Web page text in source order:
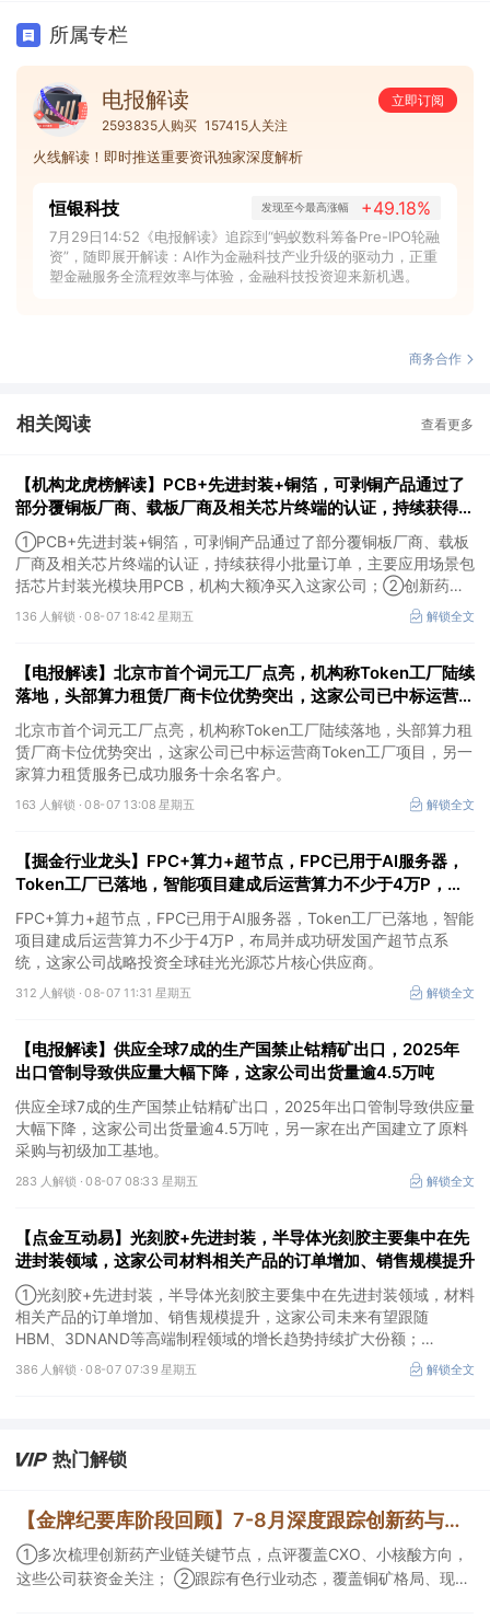
所属专栏
电报解读
立即订阅
2593835人购买 157415人关注
火线解读！即时推送重要资讯独家深度解析
恒银科技 发现至今最高涨幅 +49.18%
7月29日14:52《电报解读》追踪到“蚂蚁数科筹备Pre-IPO轮融
资”，随即展开解读：AI作为金融科技产业升级的驱动力，正重
塑金融服务全流程效率与体验，金融科技投资迎来新机遇。
商务合作
相关阅读 查看更多
【机构龙虎榜解读】PCB+先进封装+铜箔，可剥铜产品通过了
部分覆铜板厂商、载板厂商及相关芯片终端的认证，持续获得小
批量订单，主要应用场景包括芯片封装光模块用PCB，机构大
额净买入这家公司
①PCB+先进封装+铜箔，可剥铜产品通过了部分覆铜板厂商、载板
厂商及相关芯片终端的认证，持续获得小批量订单，主要应用场景包
括芯片封装光模块用PCB，机构大额净买入这家公司；②创新药
CDMO+减肥药，收购国外知名CRO企业，在创新药API的化学合成
等方面具有丰富经验，具备承接细胞与基因治疗产品商业化受托生产
136 人解锁 ·08-07 18:42 星期五 解锁全文
【电报解读】北京市首个词元工厂点亮，机构称Token工厂陆续
落地，头部算力租赁厂商卡位优势突出，这家公司已中标运营商
Token工厂项目
北京市首个词元工厂点亮，机构称Token工厂陆续落地，头部算力租
赁厂商卡位优势突出，这家公司已中标运营商Token工厂项目，另一
家算力租赁服务已成功服务十余名客户。
163 人解锁 ·08-07 13:08 星期五 解锁全文
【掘金行业龙头】FPC+算力+超节点，FPC已用于AI服务器，
Token工厂已落地，智能项目建成后运营算力不少于4万P，这
家公司布局并成功研发国产超节点系统
FPC+算力+超节点，FPC已用于AI服务器，Token工厂已落地，智能
项目建成后运营算力不少于4万P，布局并成功研发国产超节点系
统，这家公司战略投资全球硅光光源芯片核心供应商。
312 人解锁 ·08-07 11:31 星期五 解锁全文
【电报解读】供应全球7成的生产国禁止钴精矿出口，2025年
出口管制导致供应量大幅下降，这家公司出货量逾4.5万吨
供应全球7成的生产国禁止钴精矿出口，2025年出口管制导致供应量
大幅下降，这家公司出货量逾4.5万吨，另一家在出产国建立了原料
采购与初级加工基地。
283 人解锁 ·08-07 08:33 星期五 解锁全文
【点金互动易】光刻胶+先进封装，半导体光刻胶主要集中在先
进封装领域，这家公司材料相关产品的订单增加、销售规模提升
①光刻胶+先进封装，半导体光刻胶主要集中在先进封装领域，材料
相关产品的订单增加、销售规模提升，这家公司未来有望跟随
HBM、3DNAND等高端制程领域的增长趋势持续扩大份额；
②华为+高速连接器，这家公司是深耕连接器国产核心骨干，高速互
联产品已对接导入国内头部AI服务器厂商，深度绑定华为供应链。
386 人解锁 ·08-07 07:39 星期五 解锁全文
热门解锁
【金牌纪要库阶段回顾】7-8月深度跟踪创新药与有色/铜方向，持续把握产业变化脉络+前瞻价值
①多次梳理创新药产业链关键节点，点评覆盖CXO、小核酸方向，
这些公司获资金关注； ②跟踪有色行业动态，覆盖铜矿格局、现货